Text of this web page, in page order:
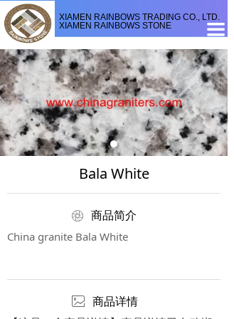
끀
XIAMEN RAINBOWS TRADING CO., LTD.
XIAMEN RAINBOWS STONE
Bala White
商品简介
China granite Bala White
商品详情
ꁵ
ꂈ